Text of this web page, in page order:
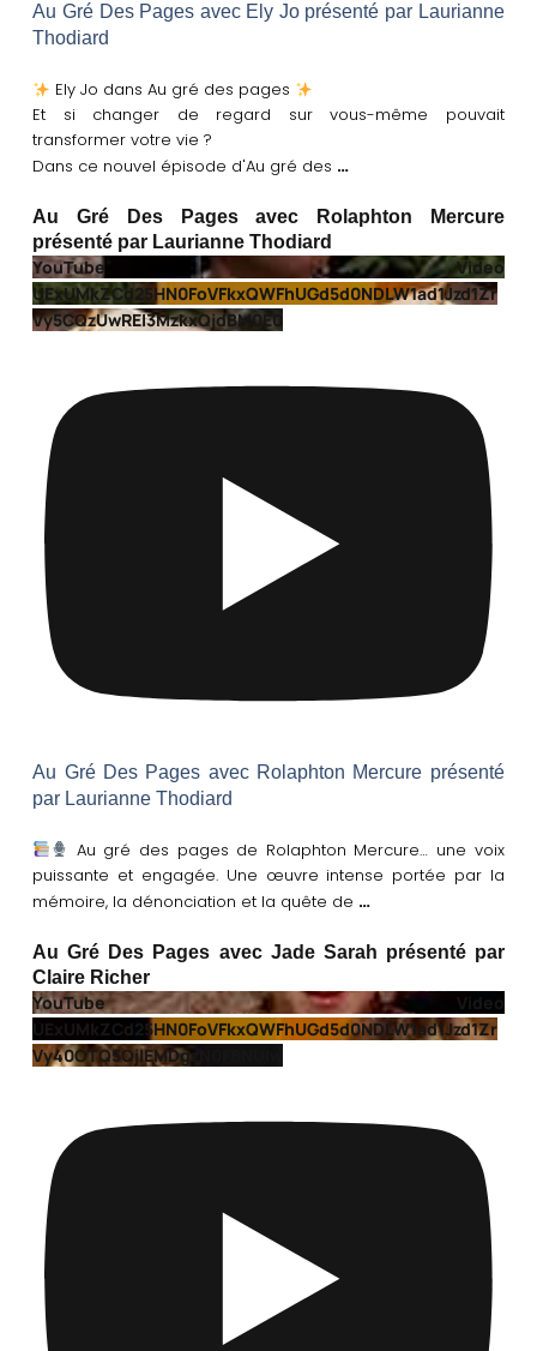
Au Gré Des Pages avec Ely Jo présenté par Laurianne
Thodiard
Ely Jo dans Au gré des pages
Et si changer de regard sur vous-même pouvait
transformer votre vie ?
Dans ce nouvel épisode d'Au gré des …
Au Gré Des Pages avec Rolaphton Mercure
présenté par Laurianne Thodiard
YouTube Video
UExUMkZCd25HN0FoVFkxQWFhUGd5d0NDLW1ad1Jzd1Zr
Vy5CQzUwREI3MzkxQjdBM0E0
Au Gré Des Pages avec Rolaphton Mercure présenté
par Laurianne Thodiard
Au gré des pages de Rolaphton Mercure… une voix
puissante et engagée. Une œuvre intense portée par la
mémoire, la dénonciation et la quête de …
Au Gré Des Pages avec Jade Sarah présenté par
Claire Richer
YouTube Video
UExUMkZCd25HN0FoVFkxQWFhUGd5d0NDLW1ad1Jzd1Zr
Vy40OTQ5QjlEMDgzN0FBNUIw